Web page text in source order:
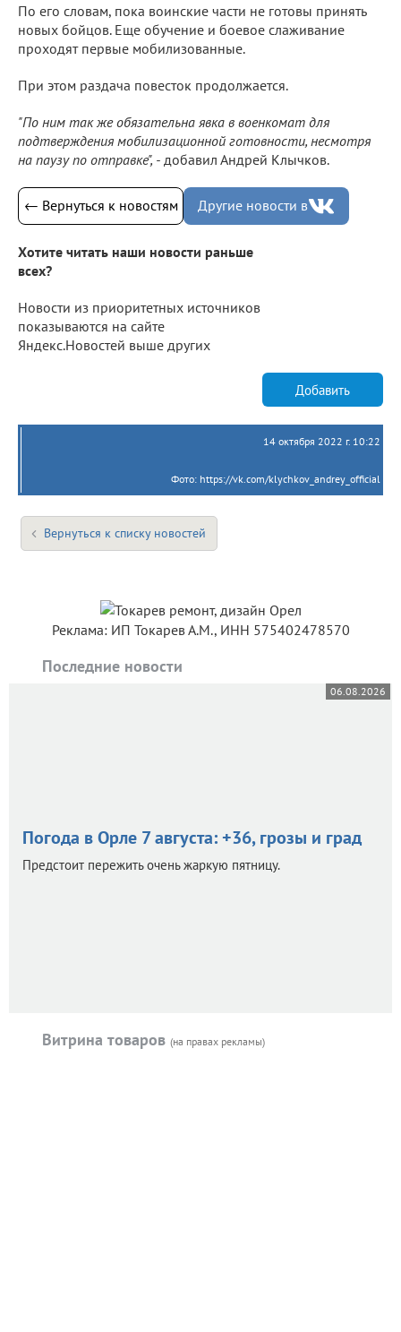
По его словам, пока воинские части не готовы принять
новых бойцов. Еще обучение и боевое слаживание
проходят первые мобилизованные.
При этом раздача повесток продолжается.
"По ним так же обязательна явка в военкомат для
подтверждения мобилизационной готовности, несмотря
на паузу по отправке", - добавил Андрей Клычков.
← Вернуться к новостям Другие новости в
Хотите читать наши новости раньше
всех?
Новости из приоритетных источников
показываются на сайте
Яндекс.Новостей выше других
Добавить
14 октября 2022 г. 10:22
Фото: https://vk.com/klychkov_andrey_official
Вернуться к списку новостей
Реклама: ИП Токарев А.М., ИНН 575402478570
Последние новости
06.08.2026
Погода в Орле 7 августа: +36, грозы и град
Предстоит пережить очень жаркую пятницу.
Витрина товаров (на правах рекламы)